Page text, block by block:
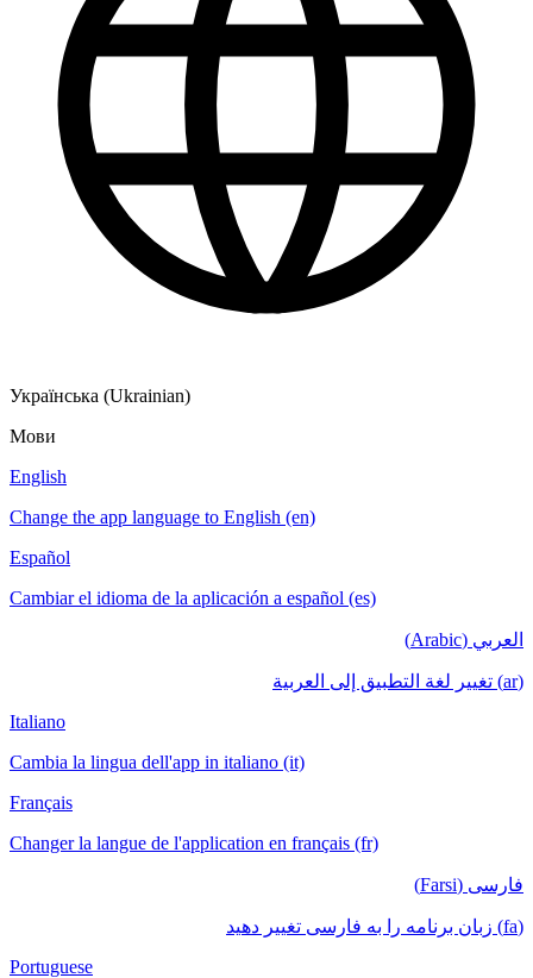
Українська (Ukrainian)
Мови
English
Change the app language to English (en)
Español
Cambiar el idioma de la aplicación a español (es)
العربي (Arabic)
(ar) تغيير لغة التطبيق إلى العربية
Italiano
Cambia la lingua dell'app in italiano (it)
Français
Changer la langue de l'application en français (fr)
فارسی (Farsi)
(fa) زبان برنامه را به فارسی تغییر دهید
Portuguese